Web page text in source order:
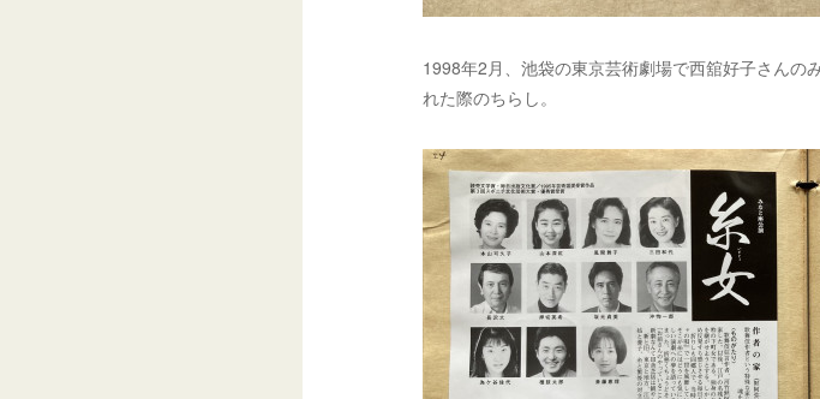
1998年2月、池袋の東京芸術劇場で西舘好子さんの
れた際のちらし。